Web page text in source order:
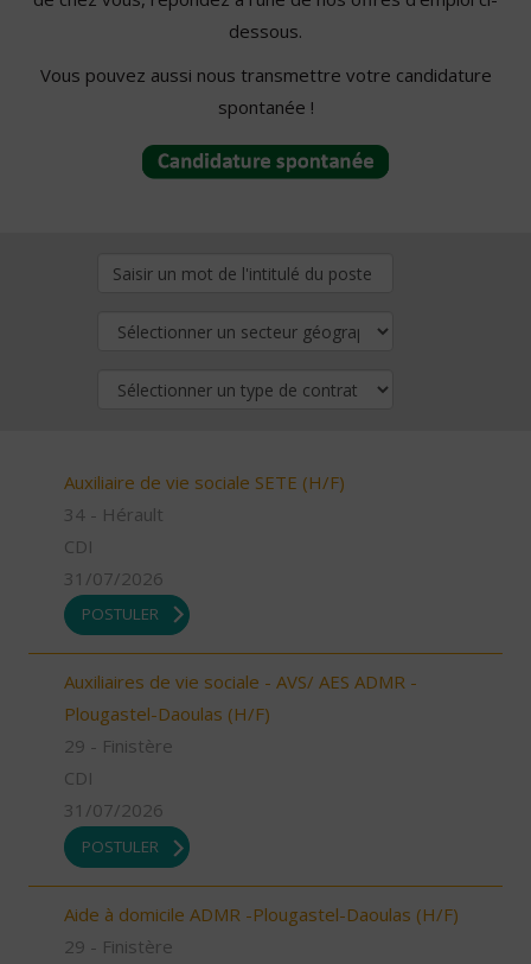
dessous.
Vous pouvez aussi nous transmettre votre candidature
spontanée !
Auxiliaire de vie sociale SETE (H/F)
34 - Hérault
CDI
31/07/2026
POSTULER
Auxiliaires de vie sociale - AVS/ AES ADMR -
Plougastel-Daoulas (H/F)
29 - Finistère
CDI
31/07/2026
POSTULER
Aide à domicile ADMR -Plougastel-Daoulas (H/F)
29 - Finistère